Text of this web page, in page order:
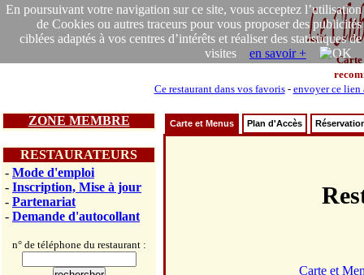
En poursuivant votre navigation sur ce site, vous acceptez l’utilisation
de Cookies ou autres traceurs pour vous proposer des publicités
ciblées adaptés à vos centres d’intérêts et réaliser des statistiques de
visites en savoir +
Carte
Ce restaurant dans vos favoris- envoyer ce lien
ZONE MEMBRE
RESTAURATEURS
- Mode d'emploi
- Inscription, Mise à jour
- Partenariat
- Demande d'autocollant
n° de téléphone du restaurant :
Carte et Menus Plan d'Accès
Carte et